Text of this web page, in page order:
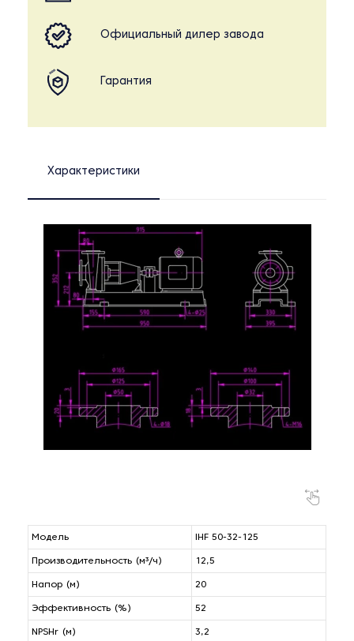
Официальный дилер завода
Гарантия
Характеристики
Модель IHF 50-32-125
Производительность (м³/ч) 12,5
Напор (м) 20
Эффективность (%) 52
NPSHr (м) 3,2